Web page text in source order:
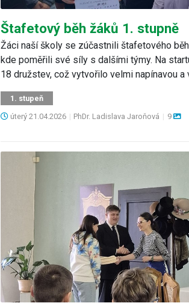
Štafetový běh žáků 1. stupně
Žáci naší školy se zúčastnili štafetového
kde poměřili své síly s dalšími týmy. Na
18 družstev, což vytvořilo velmi napínavou a
1. stupeň
úterý 21.04.2026 | PhDr. Ladislava Jaroňová | 9